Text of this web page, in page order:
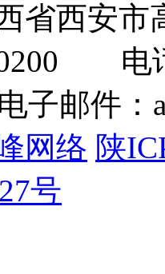
省西安市
电
邮件：
网络 陕
号